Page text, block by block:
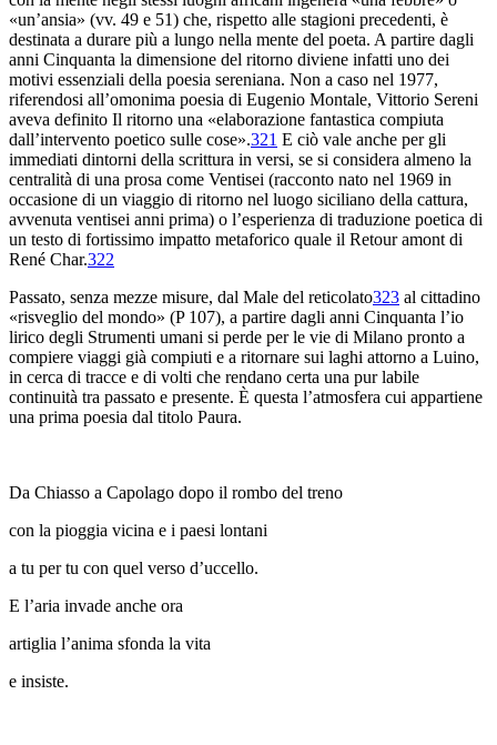
«un’ansia» (vv. 49 e 51) che, rispetto alle stagioni precedenti, è
destinata a durare più a lungo nella mente del poeta. A partire dagli
anni Cinquanta la dimensione del ritorno diviene infatti uno dei
motivi essenziali della poesia sereniana. Non a caso nel 1977,
riferendosi all’omonima poesia di Eugenio Montale, Vittorio Sereni
aveva definito Il ritorno una «elaborazione fantastica compiuta
dall’intervento poetico sulle cose».321 E ciò vale anche per gli
immediati dintorni della scrittura in versi, se si considera almeno la
centralità di una prosa come Ventisei (racconto nato nel 1969 in
occasione di un viaggio di ritorno nel luogo siciliano della cattura,
avvenuta ventisei anni prima) o l’esperienza di traduzione poetica di
un testo di fortissimo impatto metaforico quale il Retour amont di
René Char.322
Passato, senza mezze misure, dal Male del reticolato323 al cittadino
«risveglio del mondo» (P 107), a partire dagli anni Cinquanta l’io
lirico degli Strumenti umani si perde per le vie di Milano pronto a
compiere viaggi già compiuti e a ritornare sui laghi attorno a Luino,
in cerca di tracce e di volti che rendano certa una pur labile
continuità tra passato e presente. È questa l’atmosfera cui appartiene
una prima poesia dal titolo Paura.
Da Chiasso a Capolago dopo il rombo del treno
con la pioggia vicina e i paesi lontani
a tu per tu con quel verso d’uccello.
E l’aria invade anche ora
artiglia l’anima sfonda la vita
e insiste.